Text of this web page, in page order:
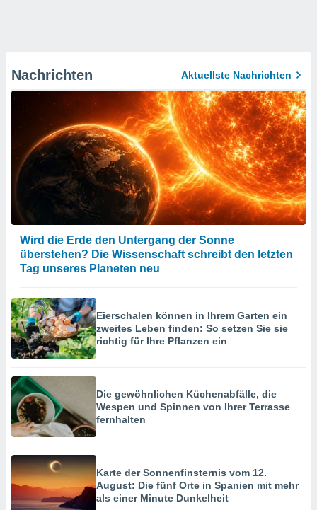
Nachrichten Aktuellste Nachrichten
Wird die Erde den Untergang der Sonne
überstehen? Die Wissenschaft schreibt den letzten
Tag unseres Planeten neu
Eierschalen können in Ihrem Garten ein
zweites Leben finden: So setzen Sie sie
richtig für Ihre Pflanzen ein
Die gewöhnlichen Küchenabfälle, die
Wespen und Spinnen von Ihrer Terrasse
fernhalten
Karte der Sonnenfinsternis vom 12.
August: Die fünf Orte in Spanien mit mehr
als einer Minute Dunkelheit